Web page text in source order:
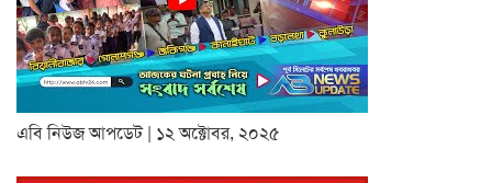
এবি নিউজ আপডেট | ১২ অক্টোবর, ২০২৫